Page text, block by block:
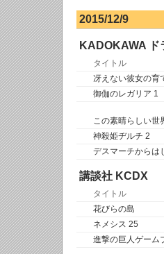
2015/12/9
KADOKAWA ド
タイトル
冴えない彼女の育
御伽のレガリア 1
この素晴らしい世
神殺姫ヂルチ 2
デスマーチからは
講談社 KCDX
タイトル
花びらの島
ネメシス 25
進撃の巨人ゲーム